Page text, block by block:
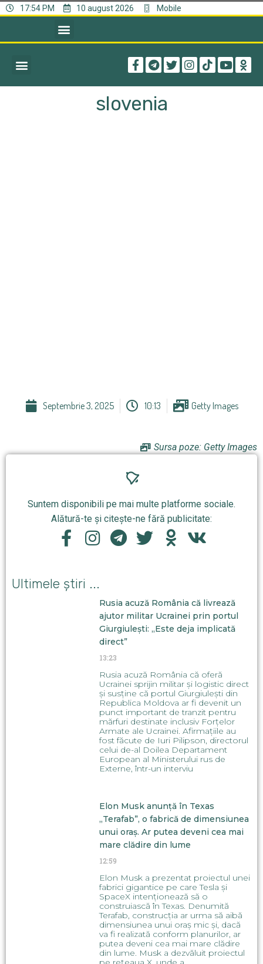
17:54 PM 10 august 2026 Mobile
slovenia
Septembrie 3, 2025 10:13 Getty Images
Sursa poze: Getty Images
Suntem disponibili pe mai multe platforme sociale.
Alătură-te și citește-ne fără publicitate:
Ultimele știri ...
Rusia acuză România că livrează
ajutor militar Ucrainei prin portul
Giurgiulești: „Este deja implicată
direct”
13:23
Rusia acuză România că oferă
Ucrainei sprijin militar și logistic direct
și susține că portul Giurgiulești din
Republica Moldova ar fi devenit un
punct important de tranzit pentru
mărfuri destinate inclusiv Forțelor
Armate ale Ucrainei. Afirmațiile au
fost făcute de Iuri Pilipson, directorul
celui de-al Doilea Departament
European al Ministerului rus de
Externe, într-un interviu
Elon Musk anunță în Texas
„Terafab”, o fabrică de dimensiunea
unui oraș. Ar putea deveni cea mai
mare clădire din lume
12:59
Elon Musk a prezentat proiectul unei
fabrici gigantice pe care Tesla și
SpaceX intenționează să o
construiască în Texas. Denumită
Terafab, construcția ar urma să aibă
dimensiunea unui oraș mic și, dacă
va fi realizată conform planurilor, ar
putea deveni cea mai mare clădire
din lume. Musk a dezvăluit proiectul